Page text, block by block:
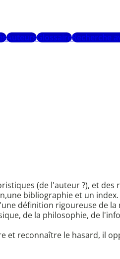
AuteursGlossaireRecherche
(de l'auteur ?), et
bibliographie et un
définition rigoureuse de la
de la philosophie, de
et reconnaître le hasard, il